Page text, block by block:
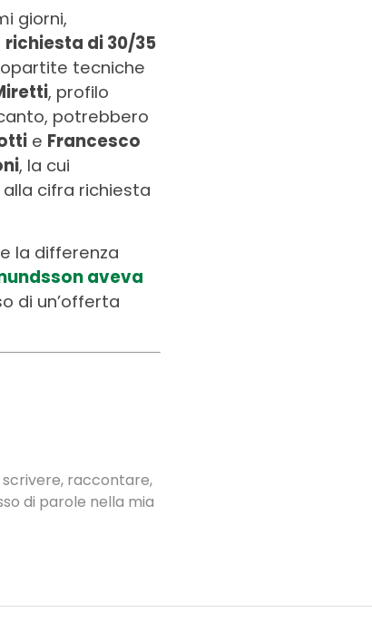
giorni,
richiesta di 30/35
tecniche
, profilo
potrebbero
e Francesco
, la cui
cifra richiesta
la differenza
aveva
di un’offerta
raccontare,
di parole nella mia